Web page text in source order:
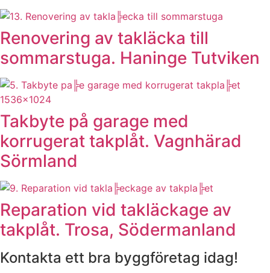
Renovering av takläcka till
sommarstuga. Haninge Tutviken
Takbyte på garage med
korrugerat takplåt. Vagnhärad
Sörmland
Reparation vid takläckage av
takplåt. Trosa, Södermanland
Kontakta ett bra byggföretag idag!